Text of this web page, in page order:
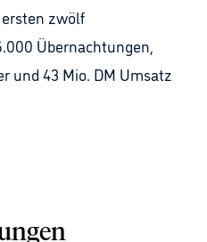
zwölf
Übernachtungen,
und 43 Mio. DM Umsatz